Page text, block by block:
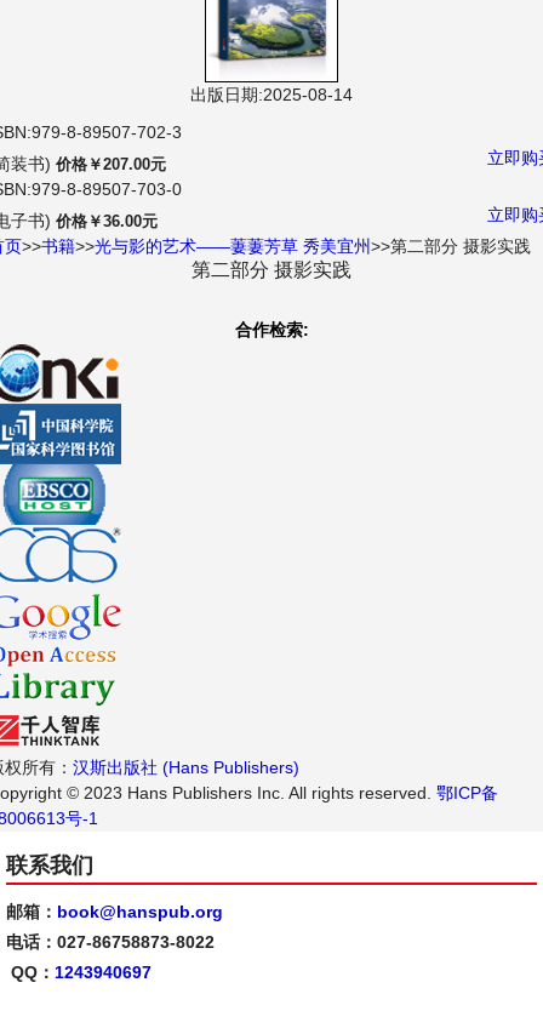
出版日期:2025-08-14
8-89507-702-3
装书) 价格￥207.00元
立即购
8-89507-703-0
子书) 价格￥36.00元
立即购
页>>书籍>>光与影的艺术——萋萋芳草 秀美宜州>>第二部分 摄影实践
第二部分 摄影实践
合作检索:
权所有： 汉斯出版社 (Hans Publishers)
© 2023 Hans Publishers Inc. All rights reserved. 鄂ICP备
号-1
联系我们
邮箱： book@hanspub.org
电话：027-86758873-8022
QQ： 1243940697